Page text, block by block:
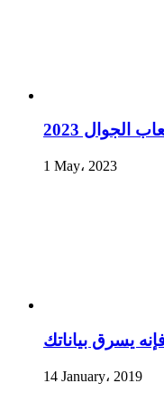
1 May، 2023
يسرق بياناتك
14 January، 2019